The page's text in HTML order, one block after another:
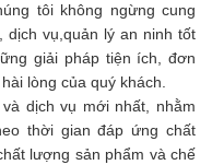
tôi không ngừng cung
dịch vụ,quản lý an ninh tốt
giải pháp tiện ích, đơn
lòng của quý khách.
dịch vụ mới nhất, nhằm
thời gian đáp ứng chất
lượng sản phẩm và chế